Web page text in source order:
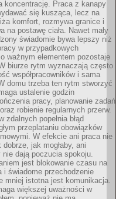
koncentrację. Praca z kanapy
się kusząca, lecz na
komfort, rozmywa granice i
na postawę ciała. Nawet mały
świadomie bywa lepszy niż
w przypadkowych
ważnym elementem pozostaje
biurze rytm wyznaczają często
współpracowników i sama
domu trzeba ten rytm stworzyć
ustalenie godzin
pracy, planowanie zadań
robienie regularnych przerw.
zdalnych popełnia błąd
przeplataniu obowiązków
W efekcie ani praca nie
jak mogłaby, ani
nie dają poczucia spokoju.
jest blokowanie czasu na
i świadome przechodzenie
mniej istotna jest komunikacja.
większej uważności w